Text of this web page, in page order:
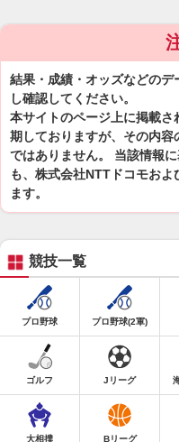
結果・成績・オッズなどの
し確認してください。
本サイトのページ上に掲載
期しておりますが、その内
ではありません。 当該情報
も、株式会社NTTドコモお
ます。
競技一覧
プロ野球 プロ野球(2軍)
ゴルフ Jリーグ
大相撲 Bリーグ